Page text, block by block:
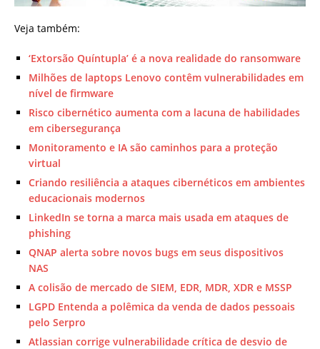
Veja também:
‘Extorsão Quíntupla’ é a nova realidade do ransomware
Milhões de laptops Lenovo contêm vulnerabilidades em
nível de firmware
Risco cibernético aumenta com a lacuna de habilidades
em cibersegurança
Monitoramento e IA são caminhos para a proteção
virtual
Criando resiliência a ataques cibernéticos em ambientes
educacionais modernos
LinkedIn se torna a marca mais usada em ataques de
phishing
QNAP alerta sobre novos bugs em seus dispositivos
NAS
A colisão de mercado de SIEM, EDR, MDR, XDR e MSSP
LGPD Entenda a polêmica da venda de dados pessoais
pelo Serpro
Atlassian corrige vulnerabilidade crítica de desvio de